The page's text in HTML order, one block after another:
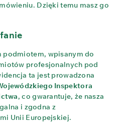
Dzięki temu masz go
wpisanym do
profesjonalnych pod
ta jest prowadzona
Inspektora
, co gwarantuje, że nasza
i zgodna z
Unii Europejskiej.